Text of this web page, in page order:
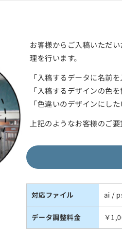
お客様からご入稿いただ
理を行います。
「入稿するデータに名前を
「入稿するデザインの色を
「色違いのデザインにした
上記のようなお客様のご
対応ファイル ai /
データ調整料金 ￥